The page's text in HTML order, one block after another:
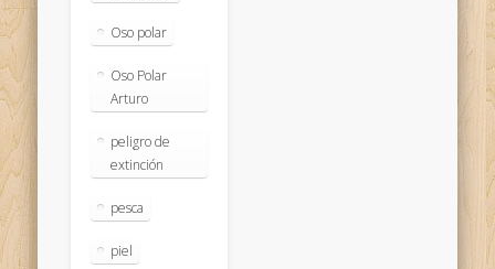
Oso polar
Oso Polar
Arturo
peligro de
extinción
pesca
piel